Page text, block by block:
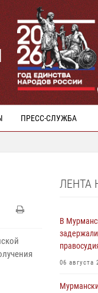
ПРЕСС-СЛУЖБА
ЛЕНТА
В
06 августа